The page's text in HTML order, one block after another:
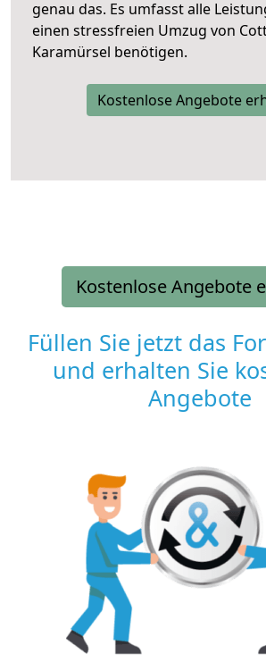
genau das. Es umfasst alle
einen stressfreien Umzug von
Karamürsel benötigen.
Kostenlose Angebote
Kostenlose Angebote
Füllen Sie jetzt das
und erhalten Sie
Angebote